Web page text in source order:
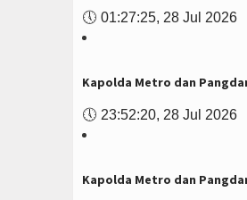
🕔 01:27:25, 28 Jul 2026
Kapolda Metro dan
🕔 23:52:20, 28 Jul 2026
Kapolda Metro dan